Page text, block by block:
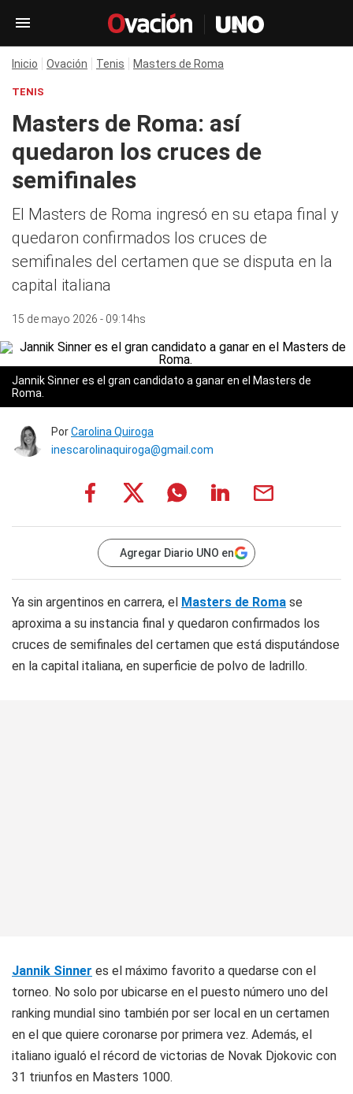
Inicio Ovación Tenis Masters de Roma
TENIS
Masters de Roma: así
quedaron los cruces de
semifinales
El Masters de Roma ingresó en su etapa final y
quedaron confirmados los cruces de
semifinales del certamen que se disputa en la
capital italiana
15 de mayo 2026 - 09:14hs
Jannik Sinner es el gran candidato a ganar en el Masters de
Roma.
PorCarolina Quiroga
inescarolinaquiroga@gmail.com
Agregar Diario UNO en
Ya sin argentinos en carrera, el Masters de Roma se
aproxima a su instancia final y quedaron confirmados los
cruces de semifinales del certamen que está disputándose
en la capital italiana, en superficie de polvo de ladrillo.
Jannik Sinner es el máximo favorito a quedarse con el
torneo. No solo por ubicarse en el puesto número uno del
ranking mundial sino también por ser local en un certamen
en el que quiere coronarse por primera vez. Además, el
italiano igualó el récord de victorias de Novak Djokovic con
31 triunfos en Masters 1000.